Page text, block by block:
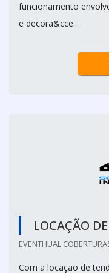
funcionamento
e decora&cce...
LOCAÇÃO
EVENTHUAL
Com a locação de